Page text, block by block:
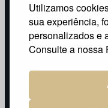
Utilizamos
sua experiência,
personalizados e
Consulte a nossa
Política de Privacidade